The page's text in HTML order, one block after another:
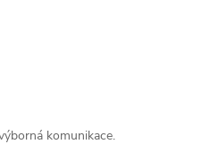
komunikace.